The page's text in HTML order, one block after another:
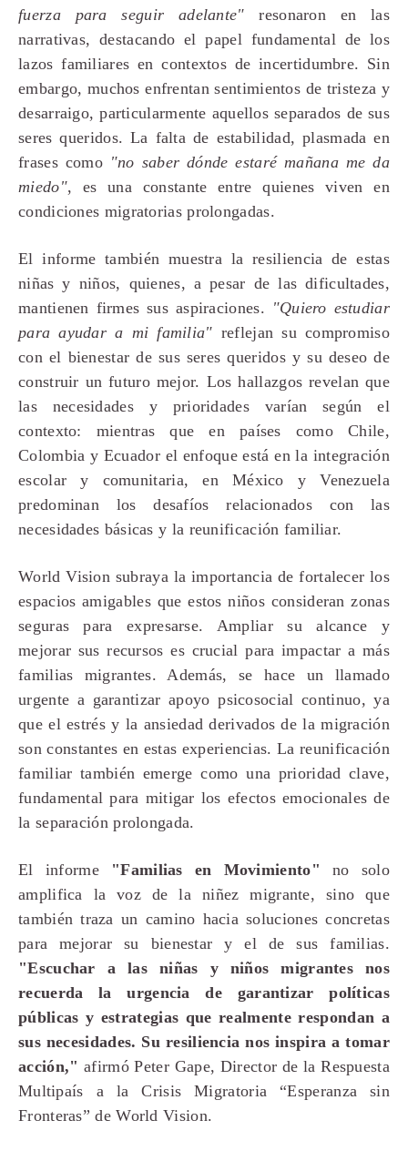
fuerza para seguir adelante" resonaron en las
narrativas, destacando el papel fundamental de los
lazos familiares en contextos de incertidumbre. Sin
embargo, muchos enfrentan sentimientos de tristeza y
desarraigo, particularmente aquellos separados de sus
seres queridos. La falta de estabilidad, plasmada en
frases como "no saber dónde estaré mañana me da
miedo", es una constante entre quienes viven en
condiciones migratorias prolongadas.
El informe también muestra la resiliencia de estas
niñas y niños, quienes, a pesar de las dificultades,
mantienen firmes sus aspiraciones. "Quiero estudiar
para ayudar a mi familia" reflejan su compromiso
con el bienestar de sus seres queridos y su deseo de
construir un futuro mejor. Los hallazgos revelan que
las necesidades y prioridades varían según el
contexto: mientras que en países como Chile,
Colombia y Ecuador el enfoque está en la integración
escolar y comunitaria, en México y Venezuela
predominan los desafíos relacionados con las
necesidades básicas y la reunificación familiar.
World Vision subraya la importancia de fortalecer los
espacios amigables que estos niños consideran zonas
seguras para expresarse. Ampliar su alcance y
mejorar sus recursos es crucial para impactar a más
familias migrantes. Además, se hace un llamado
urgente a garantizar apoyo psicosocial continuo, ya
que el estrés y la ansiedad derivados de la migración
son constantes en estas experiencias. La reunificación
familiar también emerge como una prioridad clave,
fundamental para mitigar los efectos emocionales de
la separación prolongada.
El informe "Familias en Movimiento" no solo
amplifica la voz de la niñez migrante, sino que
también traza un camino hacia soluciones concretas
para mejorar su bienestar y el de sus familias.
"Escuchar a las niñas y niños migrantes nos
recuerda la urgencia de garantizar políticas
públicas y estrategias que realmente respondan a
sus necesidades. Su resiliencia nos inspira a tomar
acción," afirmó Peter Gape, Director de la Respuesta
Multipaís a la Crisis Migratoria “Esperanza sin
Fronteras” de World Vision.